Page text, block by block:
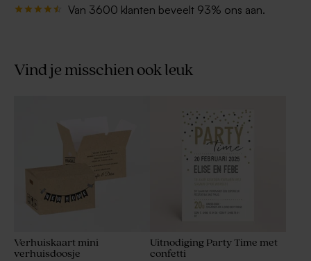
Van 3600 klanten beveelt 93% ons aan.
Vind je misschien ook leuk
Verhuiskaart mini
verhuisdoosje
Uitnodiging Party Time met
confetti